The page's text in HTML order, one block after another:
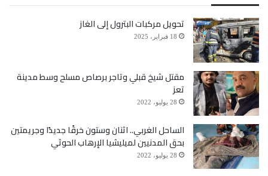
تحويل مركبات البترول إلى الغاز
18 فبراير، 2025
مقتل شيخ قبلي وتاجر برصاص مسلح وسط مدينة
تعز
28 يوليو، 2022
الساحل الغربي.. اثنان وستون خرقًا جديدًا وجريمتين
بحق المدنيين لميليشيا الإرهاب الحوثي
28 يوليو، 2022